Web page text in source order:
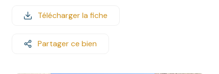
VENDRETélécharger la fiche
Partager ce bien